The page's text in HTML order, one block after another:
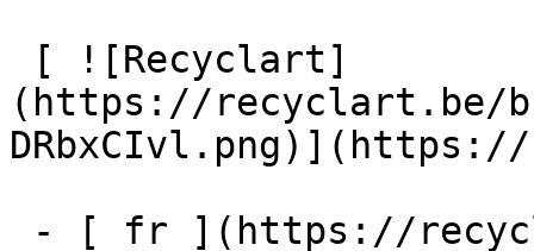
(https://recyclart.be/